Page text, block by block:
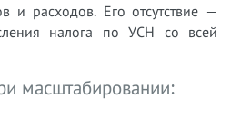
и расходов. Его отсутствие —
налога по УСН со всей
масштабировании: